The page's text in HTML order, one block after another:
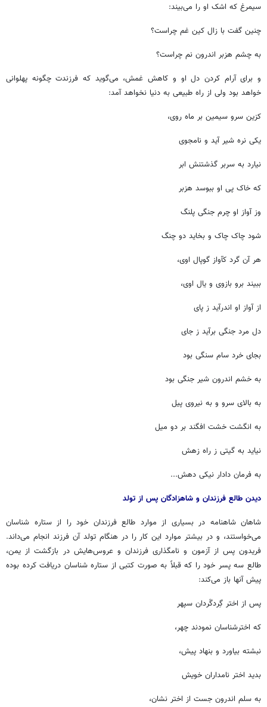
سیمرغ که اشک او را می‌بیند:
چنین گفت با زال کین غم چراست؟
به چشم هزبر اندرون نم چراست؟
و برای آرام کردن دل او و کاهش غمش، می‌گوید که فرزندت چگونه پهلوانی
خواهد بود ولی از راه طبیعی به دنیا نخواهد آمد:
کزین سرو سیمین بر ماه روی،
یکی نره شیر آید و نامجوی
نیارد به سربر گذشتنش ابر
که خاک پی او ببوسد هزبر
وز آواز او چرم جنگی پلنگ
شود چاک چاک و بخاید دو چنگ
هر آن گرد کآواز گوپال اوی،
ببیند برو بازوی و یال اوی،
از آواز او اندرآید ز پای
دل مرد جنگی برآید ز جای
بجای خرد سام سنگی بود
به خشم اندرون شیر جنگی بود
به بالای سرو و به نیروی پیل
به انگشت خشت افگند بر دو میل
نیاید به گیتی ز راه زهش
به فرمان دادار نیکی دهش...
دیدن طالع فرزندان و شاهزادگان پس از تولد
شاهان شاهنامه در بسیاری از موارد طالع فرزندان خود را از ستاره شناسان
می‌خواستند، و در بیشتر موارد این کار را در هنگام تولد آن فرزند انجام می‌داند.
فریدون پس از آزمون و نامگذاری فرزندان و عروس‌هایش در بازگشت از یمن،
طالع سه پسر خود را که قبلاً به صورت کتبی از ستاره شناسان دریافت کرده بوده
پیش آنها باز می‌کند:
پس از اختر گِردگَردان سپهر
که اخترشناسان نمودند چهر،
نبشته بیاورد و بنهاد پیش،
بدید اختر نامداران خویش
به سلم اندرون جست از اختر نشان،